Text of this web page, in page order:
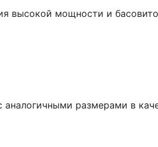
высокой мощности и
размерами в